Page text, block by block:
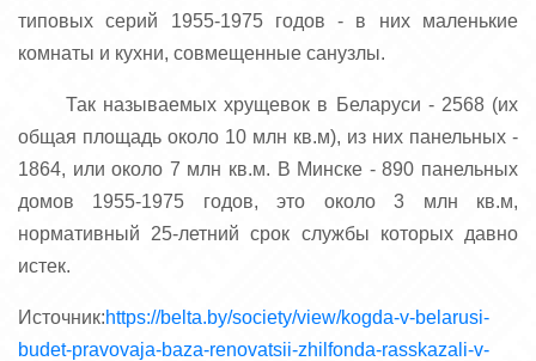
типовых серий 1955-1975 годов - в них маленькие
комнаты и кухни, совмещенные санузлы.
Так называемых хрущевок в Беларуси - 2568 (их
общая площадь около 10 млн кв.м), из них панельных -
1864, или около 7 млн кв.м. В Минске - 890 панельных
домов 1955-1975 годов, это около 3 млн кв.м,
нормативный 25-летний срок службы которых давно
истек.
Источник:https://belta.by/society/view/kogda-v-belarusi-
budet-pravovaja-baza-renovatsii-zhilfonda-rasskazali-v-